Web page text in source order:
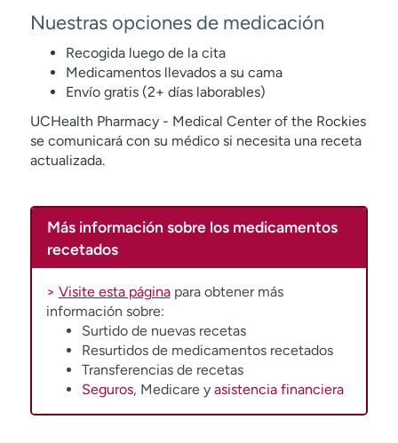
Nuestras opciones de medicación
Recogida luego de la cita
Medicamentos llevados a su cama
Envío gratis (2+ días laborables)
UCHealth Pharmacy - Medical Center of the Rockies
se comunicará con su médico si necesita una receta
actualizada.
Más información sobre los medicamentos
recetados
> Visite esta páginapara obtener más
información sobre:
Surtido de nuevas recetas
Resurtidos de medicamentos recetados
Transferencias de recetas
Seguros, Medicare y asistencia financiera